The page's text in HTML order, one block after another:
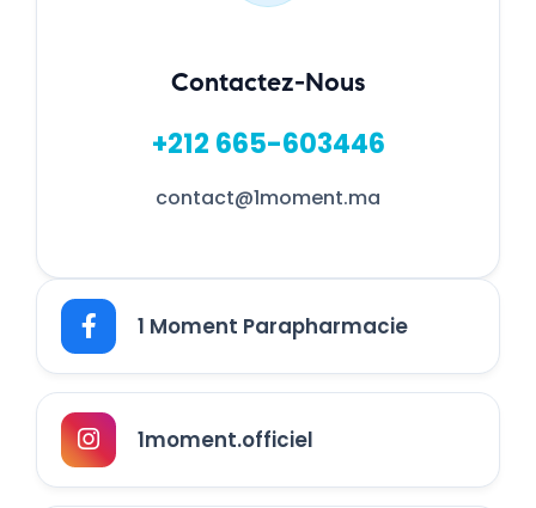
Contactez-Nous
+212 665-603446
contact@1moment.ma
1 Moment Parapharmacie
1moment.officiel